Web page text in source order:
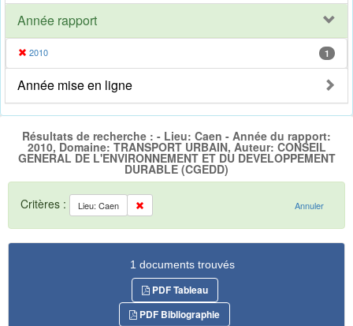
Année rapport
2010 1
Année mise en ligne
Résultats de recherche : - Lieu: Caen - Année du rapport:
2010, Domaine: TRANSPORT URBAIN, Auteur: CONSEIL
GENERAL DE L'ENVIRONNEMENT ET DU DEVELOPPEMENT
DURABLE (CGEDD)
Critères : Lieu: Caen Annuler
1 documents trouvés
PDF Tableau
PDF Bibliographie